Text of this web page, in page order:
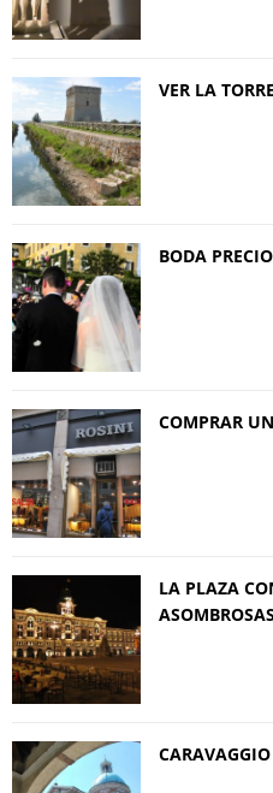
VER LA
BODA
COMPRAR
LA PLAZA
ASOMBROSAS
CARAVAGGIO